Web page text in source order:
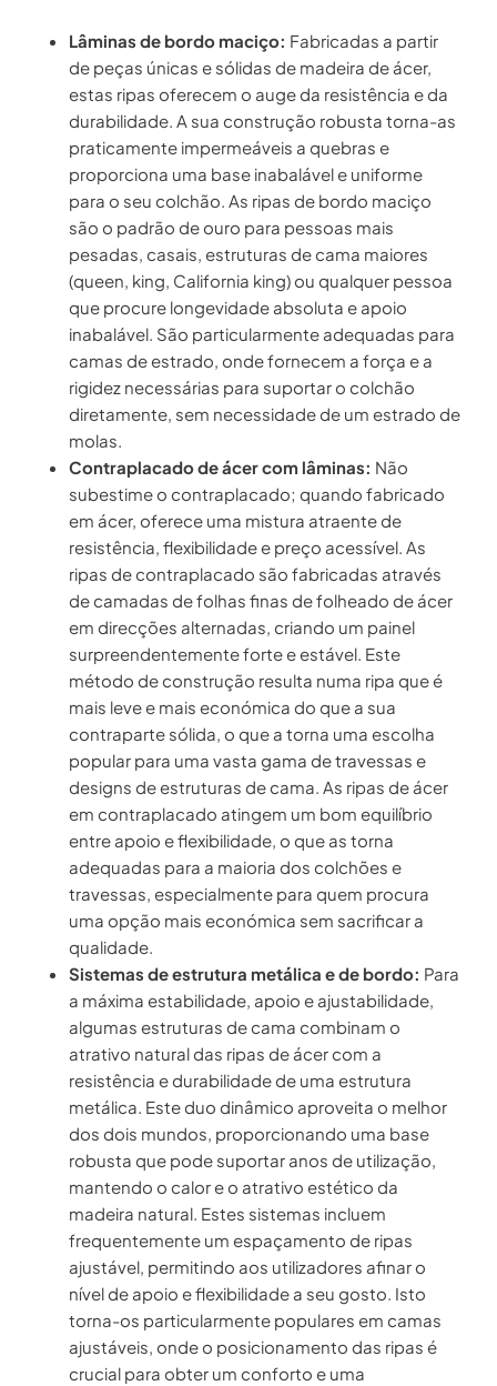
Lâminas de bordo maciço: Fabricadas a partir
de peças únicas e sólidas de madeira de ácer,
estas ripas oferecem o auge da resistência e da
durabilidade. A sua construção robusta torna-as
praticamente impermeáveis a quebras e
proporciona uma base inabalável e uniforme
para o seu colchão. As ripas de bordo maciço
são o padrão de ouro para pessoas mais
pesadas, casais, estruturas de cama maiores
(queen, king, California king) ou qualquer pessoa
que procure longevidade absoluta e apoio
inabalável. São particularmente adequadas para
camas de estrado, onde fornecem a força e a
rigidez necessárias para suportar o colchão
diretamente, sem necessidade de um estrado de
molas.
Contraplacado de ácer com lâminas: Não
subestime o contraplacado; quando fabricado
em ácer, oferece uma mistura atraente de
resistência, flexibilidade e preço acessível. As
ripas de contraplacado são fabricadas através
de camadas de folhas finas de folheado de ácer
em direcções alternadas, criando um painel
surpreendentemente forte e estável. Este
método de construção resulta numa ripa que é
mais leve e mais económica do que a sua
contraparte sólida, o que a torna uma escolha
popular para uma vasta gama de travessas e
designs de estruturas de cama. As ripas de ácer
em contraplacado atingem um bom equilíbrio
entre apoio e flexibilidade, o que as torna
adequadas para a maioria dos colchões e
travessas, especialmente para quem procura
uma opção mais económica sem sacrificar a
qualidade.
Sistemas de estrutura metálica e de bordo: Para
a máxima estabilidade, apoio e ajustabilidade,
algumas estruturas de cama combinam o
atrativo natural das ripas de ácer com a
resistência e durabilidade de uma estrutura
metálica. Este duo dinâmico aproveita o melhor
dos dois mundos, proporcionando uma base
robusta que pode suportar anos de utilização,
mantendo o calor e o atrativo estético da
madeira natural. Estes sistemas incluem
frequentemente um espaçamento de ripas
ajustável, permitindo aos utilizadores afinar o
nível de apoio e flexibilidade a seu gosto. Isto
torna-os particularmente populares em camas
ajustáveis, onde o posicionamento das ripas é
crucial para obter um conforto e uma